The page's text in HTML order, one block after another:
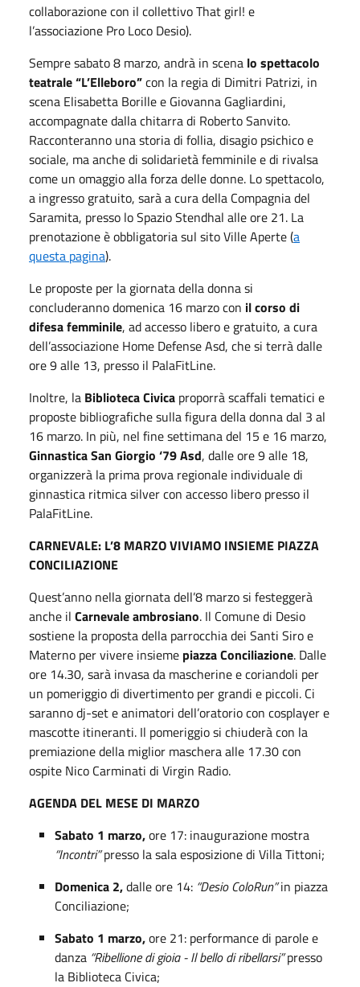
collaborazione con il collettivo That girl! e
l’associazione Pro Loco Desio).
Sempre sabato 8 marzo, andrà in scena lo spettacolo
teatrale“L’Elleboro”con la regia di Dimitri Patrizi, in
scena Elisabetta Borille e Giovanna Gagliardini,
accompagnate dalla chitarra di Roberto Sanvito.
Racconteranno una storia di follia, disagio psichico e
sociale, ma anche di solidarietà femminile e di rivalsa
come un omaggio alla forza delle donne. Lo spettacolo,
a ingresso gratuito, sarà a cura della Compagnia del
Saramita, presso lo Spazio Stendhal alle ore 21. La
prenotazione è obbligatoria sul sito Ville Aperte (a
questa pagina).
Le proposte per la giornata della donna si
concluderanno domenica 16 marzo con il corso di
difesa femminile, ad accesso libero e gratuito, a cura
dell’associazione Home Defense Asd, che si terrà dalle
ore 9 alle 13, presso il PalaFitLine.
Inoltre, la Biblioteca Civica proporrà scaffali tematici e
proposte bibliografiche sulla figura della donna dal 3 al
16 marzo. In più, nel fine settimana del 15 e 16 marzo,
Ginnastica San Giorgio ‘79 Asd, dalle ore 9 alle 18,
organizzerà la prima prova regionale individuale di
ginnastica ritmica silver con accesso libero presso il
PalaFitLine.
CARNEVALE: L’8 MARZO VIVIAMO INSIEME PIAZZA
CONCILIAZIONE
Quest’anno nella giornata dell’8 marzo si festeggerà
anche il Carnevale ambrosiano. Il Comune di Desio
sostiene la proposta della parrocchia dei Santi Siro e
Materno per vivere insieme piazza Conciliazione. Dalle
ore 14.30, sarà invasa da mascherine e coriandoli per
un pomeriggio di divertimento per grandi e piccoli. Ci
saranno dj-set e animatori dell’oratorio con cosplayer e
mascotte itineranti. Il pomeriggio si chiuderà con la
premiazione della miglior maschera alle 17.30 con
ospite Nico Carminati di Virgin Radio.
AGENDA DEL MESE DI MARZO
Sabato 1 marzo,ore 17: inaugurazione mostra
“Incontri”presso la sala esposizione di Villa Tittoni;
Domenica 2,dalle ore 14: “Desio ColoRun”in piazza
Conciliazione;
Sabato 1 marzo,ore 21: performance di parole e
danza “Ribellione di gioia - Il bello di ribellarsi”presso
la Biblioteca Civica;